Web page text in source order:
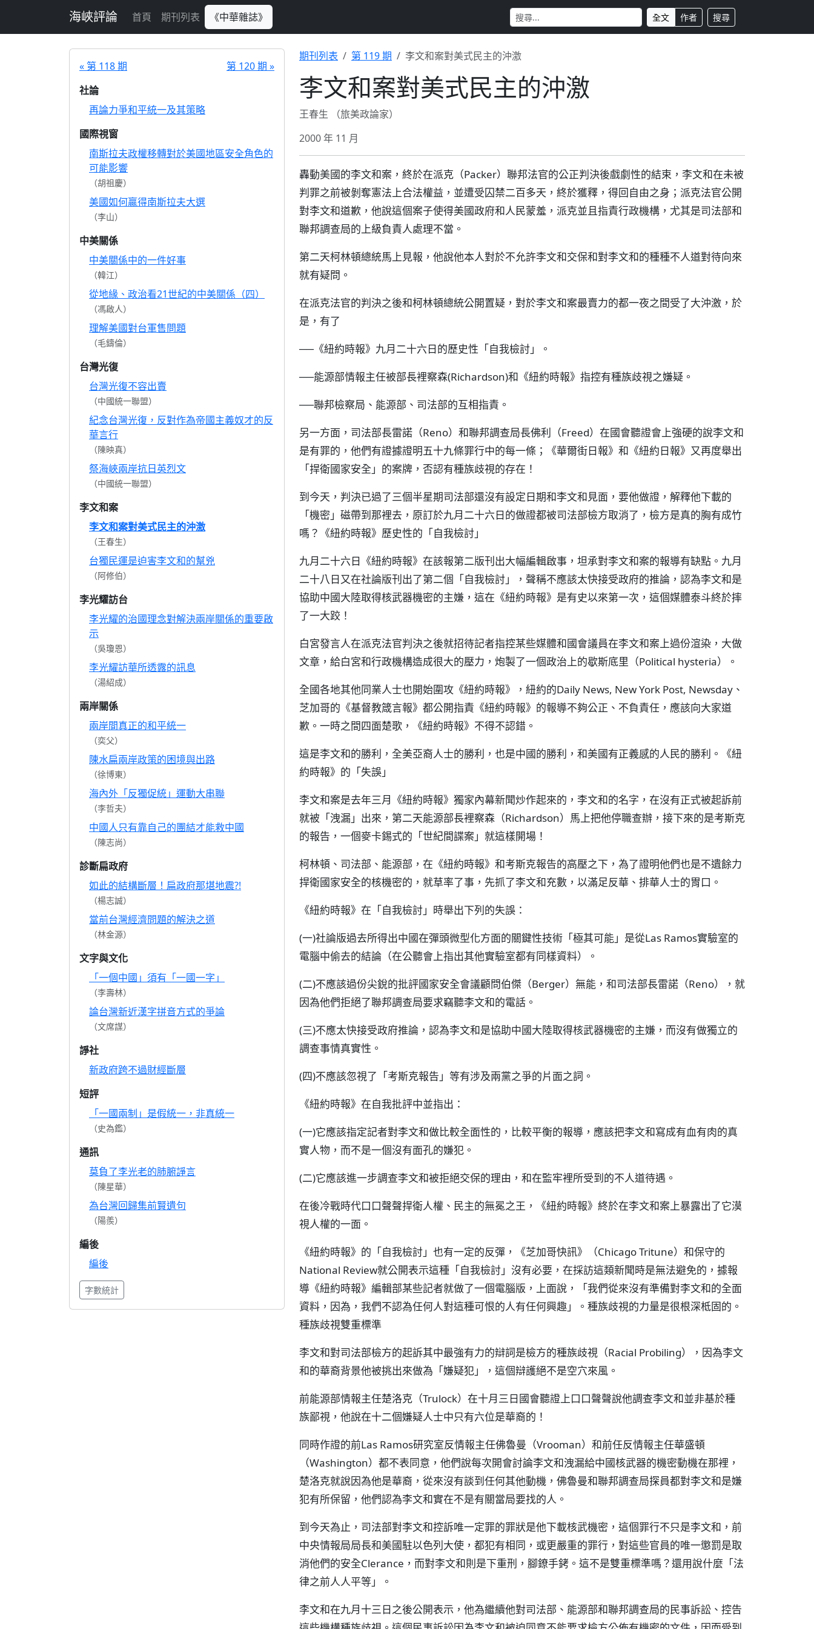
海峽評論 首頁 期刊列表 《中華雜誌》 全文 作者 搜尋
« 第 118 期
第 120 期 »
社論
再論力爭和平統一及其策略
國際視窗
南斯拉夫政權移轉對於美國地區安全角色的
可能影響
（胡祖慶）
美國如何贏得南斯拉夫大選
（李山）
中美關係
中美關係中的一件好事
（韓江）
從地緣、政治看21世紀的中美關係（四）
（馮啟人）
理解美國對台軍售問題
（毛鑄倫）
台灣光復
台灣光復不容出賣
（中國統一聯盟）
紀念台灣光復，反對作為帝國主義奴才的反
華言行
（陳映真）
祭海峽兩岸抗日英烈文
（中國統一聯盟）
李文和案
李文和案對美式民主的沖激
（王春生）
台獨民運是迫害李文和的幫兇
（阿修伯）
李光耀訪台
李光耀的治國理念對解決兩岸關係的重要啟
示
（吳瓊恩）
李光耀訪華所透露的訊息
（湯紹成）
兩岸關係
兩岸間真正的和平統一
（奕父）
陳水扁兩岸政策的困境與出路
（徐博東）
海內外「反獨促統」運動大串聯
（李哲夫）
中國人只有靠自己的團結才能救中國
（陳志尚）
診斷扁政府
如此的結構斷層！扁政府那堪地震?!
（楊志誠）
當前台灣經濟問題的解決之道
（林金源）
文字與文化
「一個中國」須有「一國一字」
（李壽林）
論台灣新近漢字拼音方式的爭論
（文席謀）
諍社
新政府跨不過財經斷層
短評
「一國兩制」是假統一，非真統一
（史為鑑）
通訊
莫負了李光老的肺腑諍言
（陳星華）
為台灣回歸集前賢遺句
（陽羨）
編後
編後
字數統計
期刊列表 第 119 期 李文和案對美式民主的沖激
李文和案對美式民主的沖激
王春生 （旅美政論家）
2000 年 11 月
轟動美國的李文和案，終於在派克（Packer）聯邦法官的公正判決後戲劇性的結束，李文和在未被
判罪之前被剝奪憲法上合法權益，並遭受囚禁二百多天，終於獲釋，得回自由之身；派克法官公開
對李文和道歉，他說這個案子使得美國政府和人民蒙羞，派克並且指責行政機構，尤其是司法部和
聯邦調查局的上級負責人處理不當。
第二天柯林頓總統馬上見報，他說他本人對於不允許李文和交保和對李文和的種種不人道對待向來
就有疑問。
在派克法官的判決之後和柯林頓總統公開置疑，對於李文和案最賣力的都一夜之間受了大沖激，於
是，有了
──《紐約時報》九月二十六日的歷史性「自我檢討」。
──能源部情報主任被部長裡察森(Richardson)和《紐約時報》指控有種族歧視之嫌疑。
──聯邦檢察局、能源部、司法部的互相指責。
另一方面，司法部長雷諾（Reno）和聯邦調查局長佛利（Freed）在國會聽證會上強硬的說李文和
是有罪的，他們有證據證明五十九條罪行中的每一條；《華爾街日報》和《紐約日報》又再度舉出
「捍衛國家安全」的案牌，否認有種族歧視的存在！
到今天，判決已過了三個半星期司法部還沒有設定日期和李文和見面，要他做證，解釋他下載的
「機密」磁帶到那裡去，原訂於九月二十六日的做證都被司法部檢方取消了，檢方是真的胸有成竹
嗎？《紐約時報》歷史性的「自我檢討」
九月二十六日《紐約時報》在該報第二版刊出大幅編輯啟事，坦承對李文和案的報導有缺點。九月
二十八日又在社論版刊出了第二個「自我檢討」，聲稱不應該太快接受政府的推論，認為李文和是
協助中國大陸取得核武器機密的主嫌，這在《紐約時報》是有史以來第一次，這個媒體泰斗終於摔
了一大跤！
白宮發言人在派克法官判決之後就招待記者指控某些媒體和國會議員在李文和案上過份渲染，大做
文章，給白宮和行政機構造成很大的壓力，炮製了一個政治上的歇斯底里（Political hysteria）。
全國各地其他同業人士也開始圍攻《紐約時報》，紐約的Daily News, New York Post, Newsday、
芝加哥的《基督教箴言報》都公開指責《紐約時報》的報導不夠公正、不負責任，應該向大家道
歉。一時之間四面楚歌，《紐約時報》不得不認錯。
這是李文和的勝利，全美亞裔人士的勝利，也是中國的勝利，和美國有正義感的人民的勝利。《紐
約時報》的「失誤」
李文和案是去年三月《紐約時報》獨家內幕新聞炒作起來的，李文和的名字，在沒有正式被起訴前
就被「洩漏」出來，第二天能源部長裡察森（Richardson）馬上把他停職查辦，接下來的是考斯克
的報告，一個麥卡錫式的「世紀間諜案」就這樣開場！
柯林頓、司法部、能源部，在《紐約時報》和考斯克報告的高壓之下，為了證明他們也是不遺餘力
捍衛國家安全的核機密的，就草率了事，先抓了李文和充數，以滿足反華、排華人士的胃口。
《紐約時報》在「自我檢討」時舉出下列的失誤：
(一)社論版過去所得出中國在彈頭微型化方面的關鍵性技術「極其可能」是從Las Ramos實驗室的
電腦中偷去的結論（在公聽會上指出其他實驗室都有同樣資料）。
(二)不應該過份尖銳的批評國家安全會議顧問伯傑（Berger）無能，和司法部長雷諾（Reno），就
因為他們拒絕了聯邦調查局要求竊聽李文和的電話。
(三)不應太快接受政府推論，認為李文和是協助中國大陸取得核武器機密的主嫌，而沒有做獨立的
調查事情真實性。
(四)不應該忽視了「考斯克報告」等有涉及兩黨之爭的片面之詞。
《紐約時報》在自我批評中並指出：
(一)它應該指定記者對李文和做比較全面性的，比較平衡的報導，應該把李文和寫成有血有肉的真
實人物，而不是一個沒有面孔的嫌犯。
(二)它應該進一步調查李文和被拒絕交保的理由，和在監牢裡所受到的不人道待遇。
在後冷戰時代口口聲聲捍衛人權、民主的無冕之王，《紐約時報》終於在李文和案上暴露出了它漠
視人權的一面。
《紐約時報》的「自我檢討」也有一定的反彈，《芝加哥快訊》（Chicago Tritune）和保守的
National Review就公開表示這種「自我檢討」沒有必要，在採訪這類新聞時是無法避免的，據報
導《紐約時報》編輯部某些記者就做了一個電腦版，上面說，「我們從來沒有準備對李文和的全面
資料，因為，我們不認為任何人對這種可恨的人有任何興趣」。種族歧視的力量是很根深柢固的。
種族歧視雙重標準
李文和對司法部檢方的起訴其中最強有力的辯詞是檢方的種族歧視（Racial Probiling），因為李文
和的華裔背景他被挑出來做為「嫌疑犯」，這個辯護絕不是空穴來風。
前能源部情報主任楚洛克（Trulock）在十月三日國會聽證上口口聲聲說他調查李文和並非基於種
族鄙視，他說在十二個嫌疑人士中只有六位是華裔的！
同時作證的前Las Ramos研究室反情報主任佛魯曼（Vrooman）和前任反情報主任華盛頓
（Washington）都不表同意，他們說每次開會討論李文和洩漏給中國核武器的機密動機在那裡，
楚洛克就說因為他是華裔，從來沒有談到任何其他動機，佛魯曼和聯邦調查局探員都對李文和是嫌
犯有所保留，他們認為李文和實在不是有關當局要找的人。
到今天為止，司法部對李文和控訴唯一定罪的罪狀是他下載核武機密，這個罪行不只是李文和，前
中央情報局局長和美國駐以色列大使，都犯有相同，或更嚴重的罪行，對這些官員的唯一懲罰是取
消他們的安全Clerance，而對李文和則是下重刑，腳鐐手銬。這不是雙重標準嗎？還用說什麼「法
律之前人人平等」。
李文和在九月十三日之後公開表示，他為繼續他對司法部、能源部和聯邦調查局的民事訴訟、控告